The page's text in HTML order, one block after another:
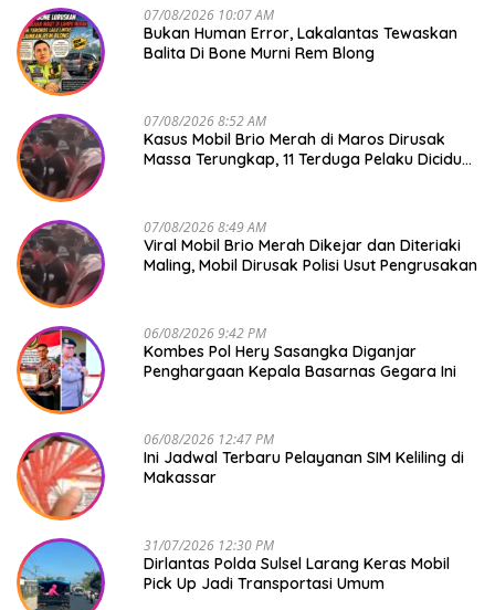
07/08/2026 10:07 AM
Bukan Human Error, Lakalantas Tewaskan
Balita Di Bone Murni Rem Blong
07/08/2026 8:52 AM
Kasus Mobil Brio Merah di Maros Dirusak
Massa Terungkap, 11 Terduga Pelaku Diciduk
07/08/2026 8:49 AM
Viral Mobil Brio Merah Dikejar dan Diteriaki
Maling, Mobil Dirusak Polisi Usut Pengrusakan
06/08/2026 9:42 PM
Kombes Pol Hery Sasangka Diganjar
Penghargaan Kepala Basarnas Gegara Ini
06/08/2026 12:47 PM
Ini Jadwal Terbaru Pelayanan SIM Keliling di
Makassar
31/07/2026 12:30 PM
Dirlantas Polda Sulsel Larang Keras Mobil
Pick Up Jadi Transportasi Umum